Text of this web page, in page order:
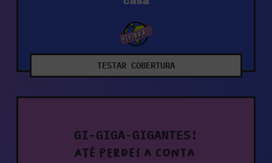
TESTAR COBERTURA
GI-GIGA-GIGANTES!
Até perdes a conta